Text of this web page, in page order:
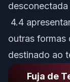
4.4
outras formas
destinado ao
Fuja de